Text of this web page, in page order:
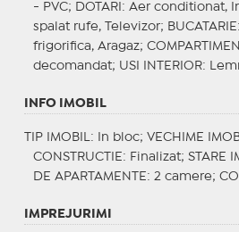
- PVC;
DOTARI : Aer conditionat,
spalat rufe, Televizor; BUCATARIE
frigorifica, Aragaz;
decomandat; USI INTERIOR:
INFO IMOBIL
TIP IMOBIL : In bloc; VECHIME
CONSTRUCTIE : Finalizat; STARE
DE APARTAMENTE : 2 camere;
IMPREJURIMI